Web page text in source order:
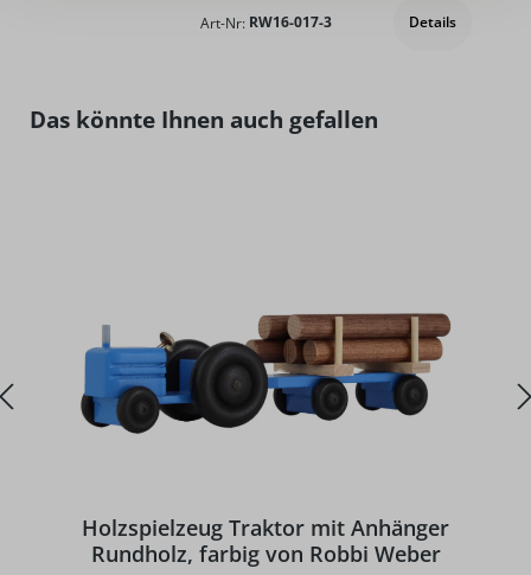
Art-Nr: RW16-017-3 Details
Produktgalerie überspringen
Das könnte Ihnen auch gefallen
Holzspielzeug Traktor mit Anhänger
Rundholz, farbig von Robbi Weber